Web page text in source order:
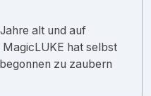
alt und auf
hat selbst
zu zaubern